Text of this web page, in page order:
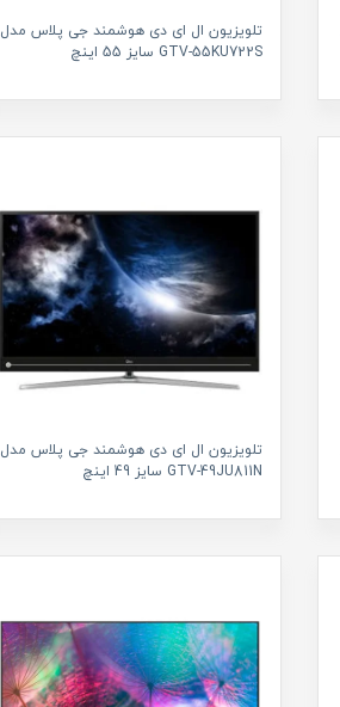
تلویزیون ال ای دی هوشمند جی پلاس مدل
GTV-55KU722S سایز 55 اینچ
تلویزیون ال ای دی هوشمند جی پلاس مدل
GTV-49JU811N سایز 49 اینچ